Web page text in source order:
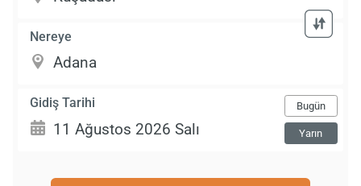
Nereye
Gidiş Tarihi Bugün
Yarın